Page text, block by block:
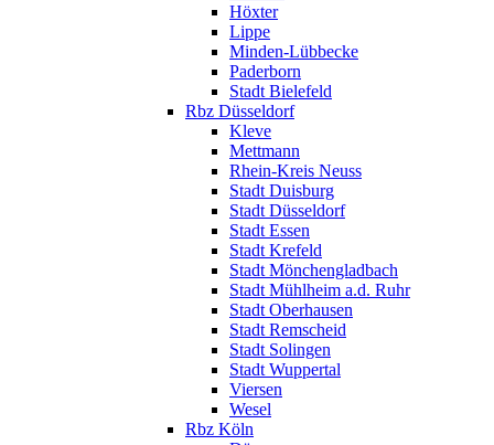
Höxter
Lippe
Minden-Lübbecke
Paderborn
Stadt Bielefeld
Rbz Düsseldorf
Kleve
Mettmann
Rhein-Kreis Neuss
Stadt Duisburg
Stadt Düsseldorf
Stadt Essen
Stadt Krefeld
Stadt Mönchengladbach
Stadt Mühlheim a.d. Ruhr
Stadt Oberhausen
Stadt Remscheid
Stadt Solingen
Stadt Wuppertal
Viersen
Wesel
Rbz Köln